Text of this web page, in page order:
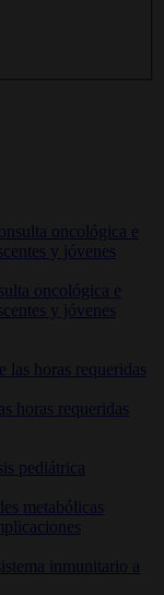
oncológica e
y jóvenes
horas requeridas
pediátrica
metabólicas